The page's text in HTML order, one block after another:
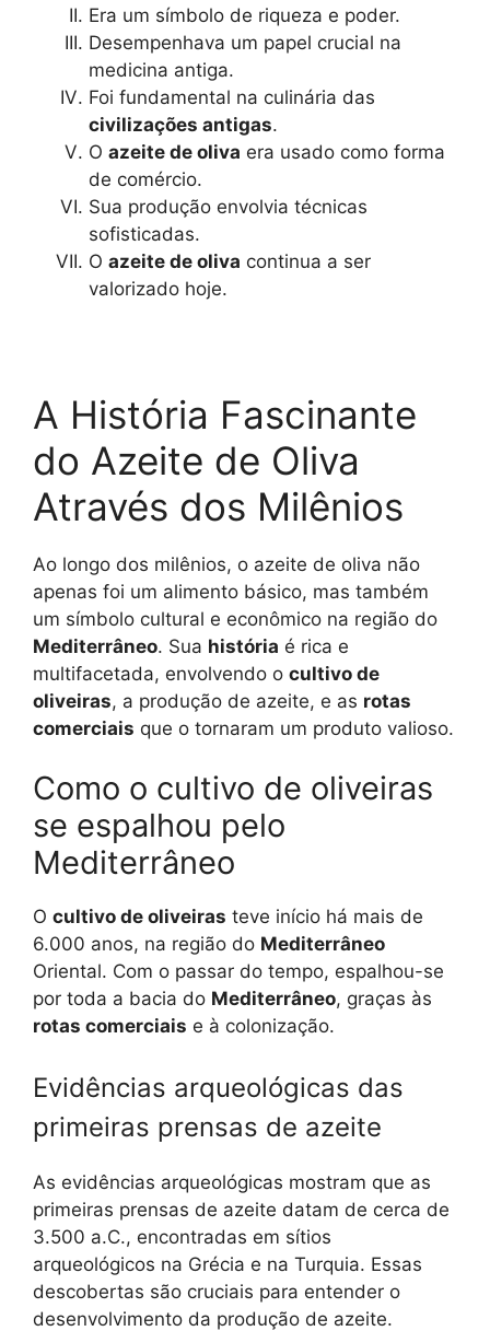
Era um símbolo de riqueza e poder.
Desempenhava um papel crucial na
medicina antiga.
Foi fundamental na culinária das
civilizações antigas.
O azeite de oliva era usado como forma
de comércio.
Sua produção envolvia técnicas
sofisticadas.
O azeite de oliva continua a ser
valorizado hoje.
A História Fascinante
do Azeite de Oliva
Através dos Milênios
Ao longo dos milênios, o azeite de oliva não
apenas foi um alimento básico, mas também
um símbolo cultural e econômico na região do
Mediterrâneo. Sua história é rica e
multifacetada, envolvendo o cultivo de
oliveiras, a produção de azeite, e as rotas
comerciais que o tornaram um produto valioso.
Como o cultivo de oliveiras
se espalhou pelo
Mediterrâneo
O cultivo de oliveiras teve início há mais de
6.000 anos, na região do Mediterrâneo
Oriental. Com o passar do tempo, espalhou-se
por toda a bacia do Mediterrâneo, graças às
rotas comerciais e à colonização.
Evidências arqueológicas das
primeiras prensas de azeite
As evidências arqueológicas mostram que as
primeiras prensas de azeite datam de cerca de
3.500 a.C., encontradas em sítios
arqueológicos na Grécia e na Turquia. Essas
descobertas são cruciais para entender o
desenvolvimento da produção de azeite.